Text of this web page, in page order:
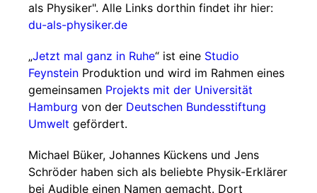
als Physiker". Alle Links dorthin findet ihr hier:
du-als-physiker.de
„Jetzt mal ganz in Ruhe“ ist eine Studio
Feynstein Produktion und wird im Rahmen eines
gemeinsamen Projekts mit der Universität
Hamburg von der Deutschen Bundesstiftung
Umwelt gefördert.
Michael Büker, Johannes Kückens und Jens
Schröder haben sich als beliebte Physik-Erklärer
bei Audible einen Namen gemacht. Dort